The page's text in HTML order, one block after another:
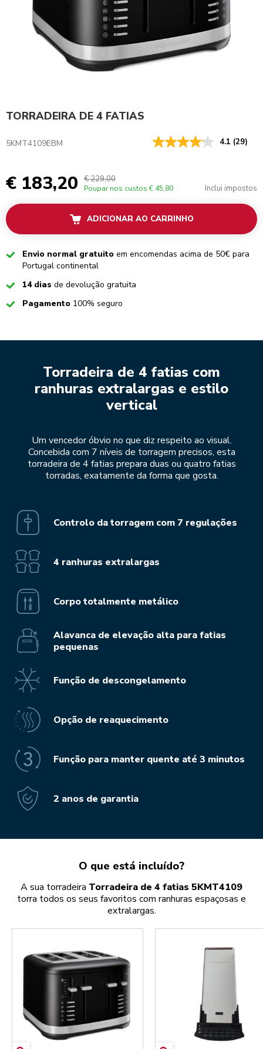
TORRADEIRA DE 4 FATIAS
5KMT4109EBM 4.1 (29)
€ 183,20 € 229,00
Poupar nos custos € 45,80 Inclui impostos
ADICIONAR AO CARRINHO
CheckedEnvio normal gratuito em encomendas acima de 50€ para
Portugal continental
Checked
14 dias de devolução gratuita
CheckedPagamento 100% seguro
Torradeira de 4 fatias com
ranhuras extralargas e estilo
vertical
Um vencedor óbvio no que diz respeito ao visual.
Concebida com 7 níveis de torragem precisos, esta
torradeira de 4 fatias prepara duas ou quatro fatias
torradas, exatamente da forma que gosta.
Controlo da torragem com 7 regulações
4 ranhuras extralargas
Corpo totalmente metálico
Alavanca de elevação alta para fatias
pequenas
Função de descongelamento
Opção de reaquecimento
Função para manter quente até 3 minutos
2 anos de garantia
O que está incluído?
A sua torradeira Torradeira de 4 fatias 5KMT4109
torra todos os seus favoritos com ranhuras espaçosas e
extralargas.